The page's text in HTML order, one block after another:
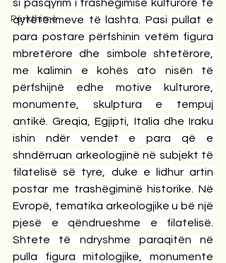
Përkthime
si pasqyrim i trashëgimisë kulturore të
qytetërimeve të lashta. Pasi pullat e
para postare përfshinin vetëm figura
mbretërore dhe simbole shtetërore,
me kalimin e kohës ato nisën të
përfshijnë edhe motive kulturore,
monumente, skulptura e tempuj
antikë. Greqia, Egjipti, Italia dhe Iraku
ishin ndër vendet e para që e
shndërruan arkeologjinë në subjekt të
filatelisë së tyre, duke e lidhur artin
postar me trashëgiminë historike. Në
Evropë, tematika arkeologjike u bë një
pjesë e qëndrueshme e filatelisë.
Shtete të ndryshme paraqitën në
pulla figura mitologjike, monumente